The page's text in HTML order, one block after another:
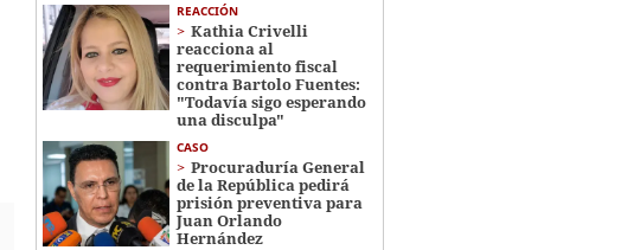
REACCIÓN
Kathia Crivelli
reacciona al
requerimiento fiscal
contra Bartolo Fuentes:
"Todavía sigo esperando
una disculpa"
CASO
Procuraduría General
de la República pedirá
prisión preventiva para
Juan Orlando
Hernández